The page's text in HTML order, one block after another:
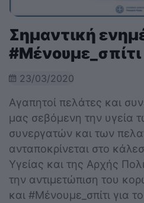
Σημαντική
#Μένουμε_σπίτι
23/03/2020
Αγαπητοί πελάτες και
μας σεβόμενη την υγεία
συνεργατών και των
ανταποκρίνεται στο
Υγείας και της Αρχής
την αντιμετώπιση του
και #Μένουμε_σπίτι για